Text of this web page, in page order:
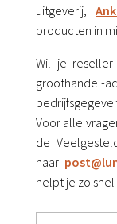
uitgeverij,
producten in
Wil je
Voor alle
de
naar
helpt je zo